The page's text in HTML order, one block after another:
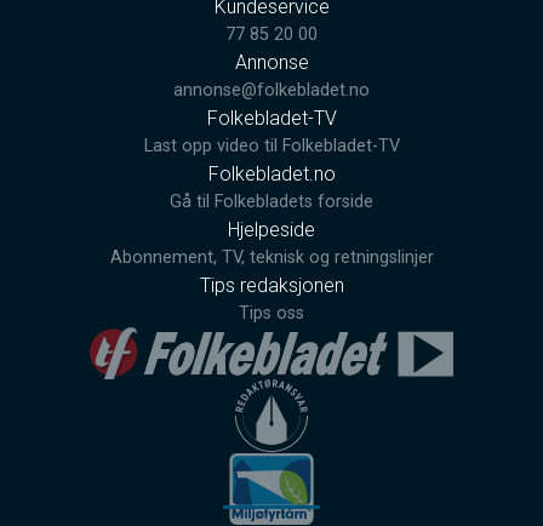
Kundeservice
77 85 20 00
Annonse
annonse@folkebladet.no
Folkebladet-TV
Last opp video til Folkebladet-TV
Folkebladet.no
Gå til Folkebladets forside
Hjelpeside
Abonnement, TV, teknisk og retningslinjer
Tips redaksjonen
Tips oss